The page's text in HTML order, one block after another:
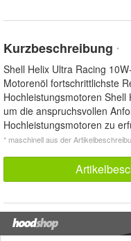
Kurzbeschreibung *
Shell Helix Ultra Racing
Motorenöl fortschrittlichste
Hochleistungsmotoren
um die anspruchsvollen
Hochleistungsmotoren zu
* maschinell aus der